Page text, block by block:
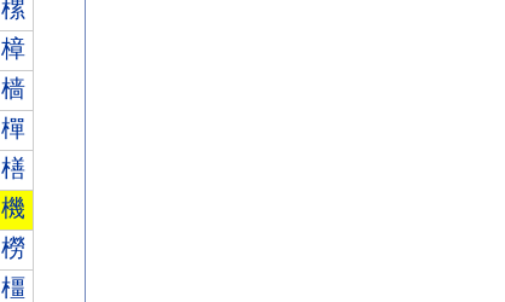
樏
樟
樯
樿
橏
機
橯
橿